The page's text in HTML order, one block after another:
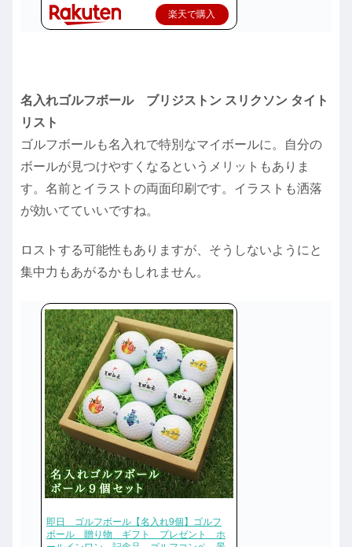
楽天で購入
名入れゴルフボール ブリジストン スリクソン タイト
リスト
ゴルフボールも名入れで特別なマイボールに。自分の
ボールが見つけやすくなるというメリットもありま
す。名前とイラストの両面印刷です。イラストも洒落
が効いてていいですね。
ロストする可能性もありますが、そうしないようにと
集中力もあがるかもしれません。
即日 ゴルフボール【名入れ9個】ゴルフ
ボール 贈り物 ギフト プレゼント ホ